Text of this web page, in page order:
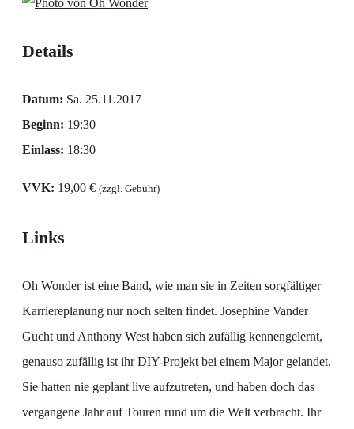
Details
Datum: Sa. 25.11.2017
Beginn: 19:30
Einlass: 18:30
VVK: 19,00 € (zzgl. Gebühr)
Links
Oh Wonder ist eine Band, wie man sie in Zeiten sorgfältiger
Karriereplanung nur noch selten findet. Josephine Vander
Gucht und Anthony West haben sich zufällig kennengelernt,
genauso zufällig ist ihr DIY-Projekt bei einem Major gelandet.
Sie hatten nie geplant live aufzutreten, und haben doch das
vergangene Jahr auf Touren rund um die Welt verbracht. Ihr